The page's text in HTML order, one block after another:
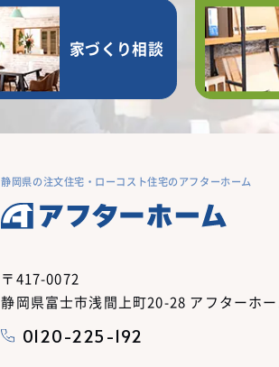
家づくり相談
静岡県の注文住宅・ローコスト住宅のアフターホーム
〒417-0072
静岡県富士市浅間上町20-28 アフターホ
0120-225-192